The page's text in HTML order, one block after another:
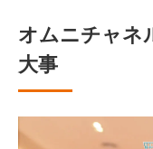
オムニチャネ
大事